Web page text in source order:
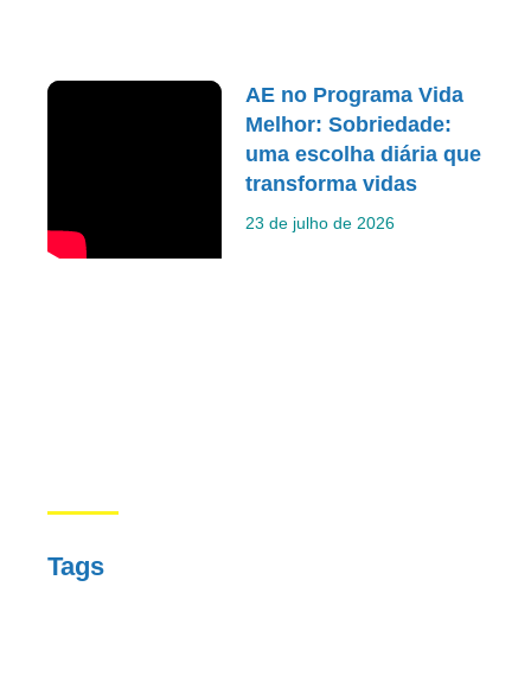
AE no Programa Vida
Melhor: Sobriedade:
uma escolha diária que
transforma vidas
23 de julho de 2026
Tags